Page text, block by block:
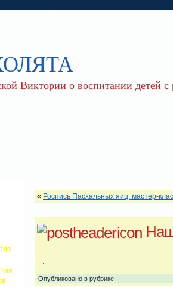
Виктории о воспитании детей
« Роспись Пасхальных яиц: мастер-
Опубликовано в рубрике